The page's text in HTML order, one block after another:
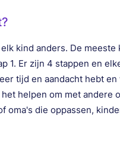
kind anders. De
1. Er zijn 4 stappen en
tijd en aandacht hebt
helpen om met andere
oma's die oppassen,